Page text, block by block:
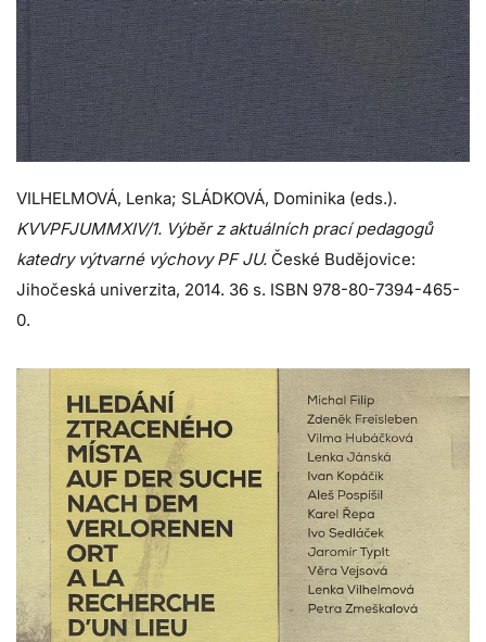
VILHELMOVÁ, Lenka; SLÁDKOVÁ, Dominika (eds.).
KVVPFJUMMXIV/1. Výběr z aktuálních prací pedagogů
katedry výtvarné výchovy PF JU. České Budějovice:
Jihočeská univerzita, 2014. 36 s. ISBN 978-80-7394-465-
0.